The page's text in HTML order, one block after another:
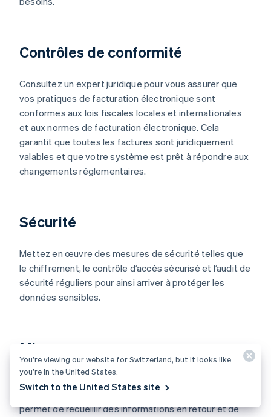
Contrôles de conformité
Consultez un expert juridique pour vous assurer que
vos pratiques de facturation électronique sont
conformes aux lois fiscales locales et internationales
et aux normes de facturation électronique. Cela
garantit que toutes les factures sont juridiquement
valables et que votre système est prêt à répondre aux
changements réglementaires.
Sécurité
Mettez en œuvre des mesures de sécurité telles que
le chiffrement, le contrôle d’accès sécurisé et l’audit de
sécurité réguliers pour ainsi arriver à protéger les
données sensibles.
Mise en œuvre
Commencez par une phase pilote qui inclut un groupe
restreint de fournisseurs ou de clients. Cette phase
permet de recueillir des informations en retour et de
You’re viewing our website for Switzerland, but it looks like
you’re in the United States.
Switch to the United States site